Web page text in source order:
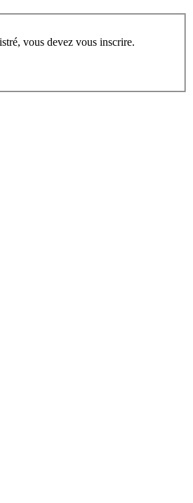
personnel qui vous a été fourni. Si vous n’êtes pas enregistré, vous devez vous inscrire.